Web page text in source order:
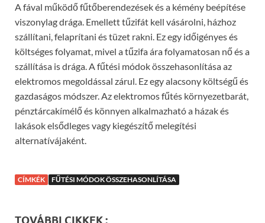
A fával működő fűtőberendezések és a kémény beépítése
viszonylag drága. Emellett tűzifát kell vásárolni, házhoz
szállítani, felaprítani és tüzet rakni. Ez egy időigényes és
költséges folyamat, mivel a tűzifa ára folyamatosan nő és a
szállítása is drága. A fűtési módok összehasonlítása az
elektromos megoldással zárul. Ez egy alacsony költségű és
gazdaságos módszer. Az elektromos fűtés környezetbarát,
pénztárcakímélő és könnyen alkalmazható a házak és
lakások elsődleges vagy kiegészítő melegítési
alternatívájaként.
CÍMKÉK FŰTÉSI MÓDOK ÖSSZEHASONLÍTÁSA
TOVÁBBI CIKKEK :